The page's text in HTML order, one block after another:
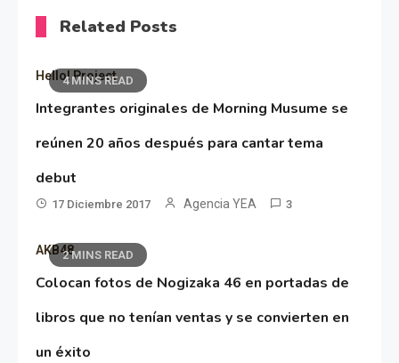
Related Posts
4 MINS READ
Hello! Project
Integrantes originales de Morning Musume se
reúnen 20 años después para cantar tema
debut
17 Diciembre 2017 Agencia YEA 3
2 MINS READ
AKB48
Colocan fotos de Nogizaka 46 en portadas de
libros que no tenían ventas y se convierten en
un éxito